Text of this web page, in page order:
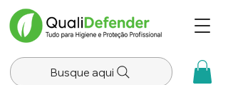
Busque aqui